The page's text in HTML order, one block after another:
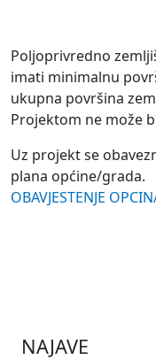
Poljoprivredno
imati minimalnu
ukupna površina
Projektom ne može
Uz projekt se
plana općine/grada.
OBAVJESTENJE
NAJAVE